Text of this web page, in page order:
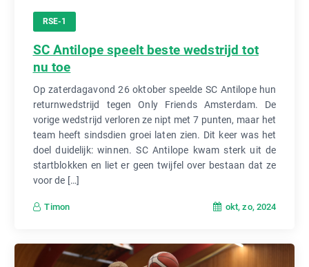
RSE-1
SC Antilope speelt beste wedstrijd tot
nu toe
Op zaterdagavond 26 oktober speelde SC Antilope hun
returnwedstrijd tegen Only Friends Amsterdam. De
vorige wedstrijd verloren ze nipt met 7 punten, maar het
team heeft sindsdien groei laten zien. Dit keer was het
doel duidelijk: winnen. SC Antilope kwam sterk uit de
startblokken en liet er geen twijfel over bestaan dat ze
voor de […]
Timon okt, zo, 2024